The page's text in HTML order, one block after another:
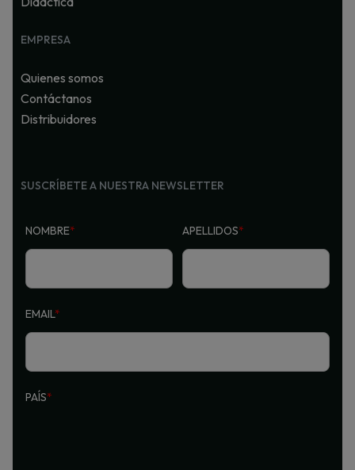
EMPRESA
Quienes somos
Contáctanos
Distribuidores
SUSCRÍBETE A NUESTRA NEWSLETTER
NOMBRE* APELLIDOS*
EMAIL*
PAÍS*